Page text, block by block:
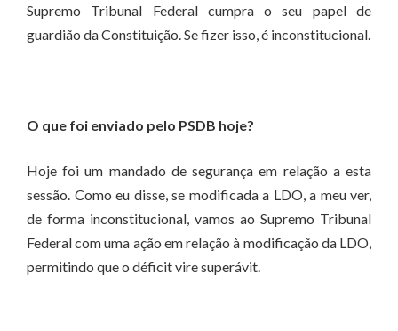
Supremo Tribunal Federal cumpra o seu papel de
guardião da Constituição. Se fizer isso, é inconstitucional.
O que foi enviado pelo PSDB hoje?
Hoje foi um mandado de segurança em relação a esta
sessão. Como eu disse, se modificada a LDO, a meu ver,
de forma inconstitucional, vamos ao Supremo Tribunal
Federal com uma ação em relação à modificação da LDO,
permitindo que o déficit vire superávit.